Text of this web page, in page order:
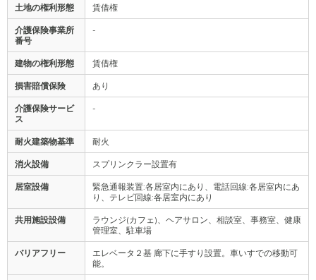
土地の権利形態 賃借権
介護保険事業所
番号
-
建物の権利形態 賃借権
損害賠償保険 あり
介護保険サービ
ス
-
耐火建築物基準 耐火
消火設備 スプリンクラー設置有
居室設備
緊急通報装置:各居室内にあり、電話回線:各居室内にあ
り、テレビ回線:各居室内にあり
共用施設設備
ラウンジ(カフェ)、ヘアサロン、相談室、事務室、健康
管理室、駐車場
バリアフリー
エレベータ２基 廊下に手すり設置。車いすでの移動可
能。